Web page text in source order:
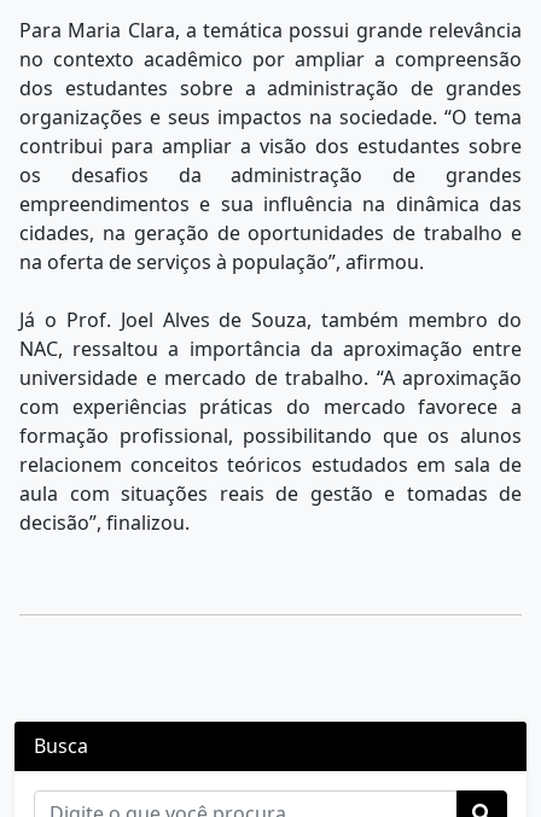
Para Maria Clara, a temática possui grande relevância
no contexto acadêmico por ampliar a compreensão
dos estudantes sobre a administração de grandes
organizações e seus impactos na sociedade. “O tema
contribui para ampliar a visão dos estudantes sobre
os desafios da administração de grandes
empreendimentos e sua influência na dinâmica das
cidades, na geração de oportunidades de trabalho e
na oferta de serviços à população”, afirmou.
Já o Prof. Joel Alves de Souza, também membro do
NAC, ressaltou a importância da aproximação entre
universidade e mercado de trabalho. “A aproximação
com experiências práticas do mercado favorece a
formação profissional, possibilitando que os alunos
relacionem conceitos teóricos estudados em sala de
aula com situações reais de gestão e tomadas de
decisão”, finalizou.
Busca